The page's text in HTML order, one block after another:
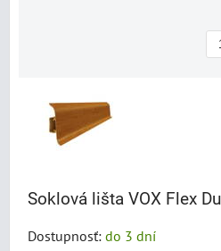
Soklová lišta VOX Flex
Dostupnosť: do 3 dní